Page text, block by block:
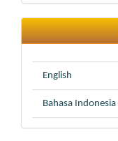
English
Bahasa Indonesia